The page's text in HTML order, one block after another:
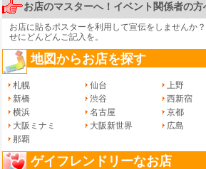
お店のマスターへ！イベント関係者の方
お店に貼るポスターを利用して宣伝をしませんか？
せにどんどんご記入を。
地図からお店を探す
札幌 仙台 上野
新橋
渋谷 西新宿
横浜
名古屋 京都
大阪ミナミ
大阪新世界 広島
那覇
ゲイフレンドリーなお店